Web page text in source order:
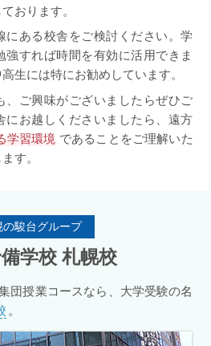
おります。
にある校舎をご検討ください。学
すれば時間を有効に活用できま
生には特にお勧めしています。
、ご興味がございましたらぜひご
にお越しくださいましたら、遠方
学習環境 であることをご理解いた
す。
の駿台グループ
学校 札幌校
団授業コースなら、大学受験の名
。